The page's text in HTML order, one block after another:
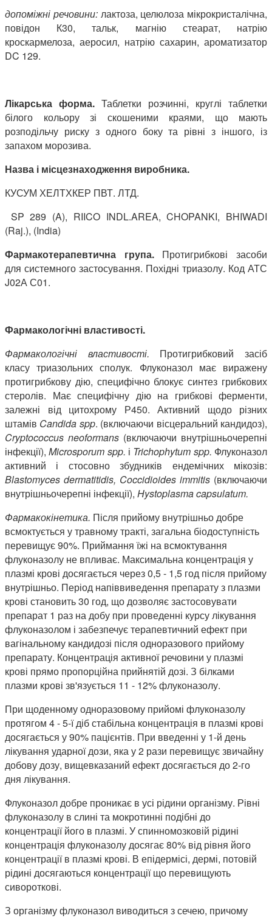
допоміжні речовини: лактоза, целюлоза мікрокристалічна,
повідон К30, тальк, магнію стеарат, натрію
кроскармелоза, аеросил, натрію сахарин, ароматизатор
DC 129.
Лікарська форма. Таблетки розчинні, круглі таблетки
білого кольору зі скошеними краями, що мають
розподільчу риску з одного боку та рівні з іншого, із
запахом морозива.
Назва і місцезнаходження виробника.
КУСУМ ХЕЛТХКЕР ПВТ. ЛТД.
SP 289 (A), RIICO INDL.AREA, CHOPANKI, BHIWADI
(Raj.), (India)
Фармакотерапевтична група.Протигрибкові засоби
для системного застосування. Похідні триазолу. Код АТС
J02А С01.
Фармакологічні властивості.
Фармакологічні властивості. Протигрибковий засіб
класу триазольних сполук. Флуконазол має виражену
протигрибкову дію, специфічно блокує синтез грибкових
стеролів. Має специфічну дію на грибкові ферменти,
залежні від цитохрому Р450. Активний щодо різних
штамів Candida spp. (включаючи вісцеральний кандидоз),
Cryptococcus neoformans (включаючи внутрішньочерепні
інфекції),Microsporum spp. і Trichophytum spp. Флуконазол
активний і стосовно збудників ендемічних мікозів:
Blastomyces dermatitidis, Coccidioides immitis (включаючи
внутрішньочерепні інфекції), Hystoplasma capsulatum.
Фармакокінетика. Після прийому внутрішньо добре
всмоктується у травному тракті, загальна біодоступність
перевищує 90%. Приймання їжі на всмоктування
флуконазолу не впливає. Максимальна концентрація у
плазмі крові досягається через 0,5 - 1,5 год після прийому
внутрішньо. Період напіввиведення препарату з плазми
крові становить 30 год, що дозволяє застосовувати
препарат 1 раз на добу при проведенні курсу лікування
флуконазолом і забезпечує терапевтичний ефект при
вагінальному кандидозі після одноразового прийому
препарату. Концентрація активної речовини у плазмі
крові прямо пропорційна прийнятій дозі. З білками
плазми крові зв'язується 11 - 12% флуконазолу.
При щоденному одноразовому прийомі флуконазолу
протягом 4 - 5-ї діб стабільна концентрація в плазмі крові
досягається у 90% пацієнтів. При введенні у 1-й день
лікування ударної дози, яка у 2 рази перевищує звичайну
добову дозу, вищевказаний ефект досягається до 2-го
дня лікування.
Флуконазол добре проникає в усі рідини організму. Рівні
флуконазолу в слині та мокротинні подібні до
концентрації його в плазмі. У спинномозковій рідині
концентрація флуконазолу досягає 80% від рівня його
концентрації в плазмі крові. В епідермісі, дермі, потовій
рідині досягаються концентрації що перевищують
сивороткові.
З організму флуконазол виводиться з сечею, причому